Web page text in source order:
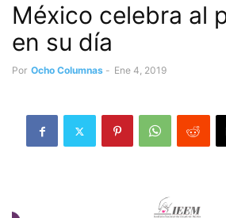
México celebra al
en su día
Por Ocho Columnas - Ene 4, 2019